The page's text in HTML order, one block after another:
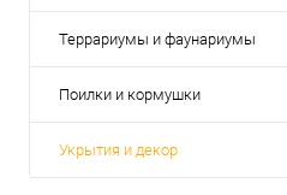
Террариумы и фаунариумы
Поилки и кормушки
Укрытия и декор